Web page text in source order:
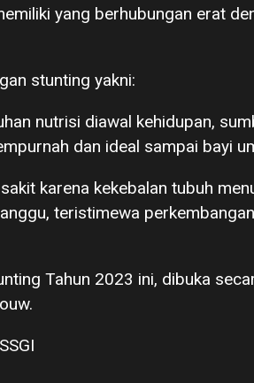
yang berhubungan erat
stunting yakni:
nutrisi diawal kehidupan,
dan ideal sampai bayi
karena kekebalan tubuh
teristimewa
Tahun 2023 ini, dibuka